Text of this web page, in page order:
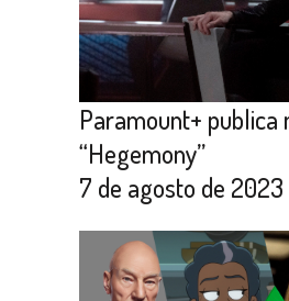
Paramount+ publica
“Hegemony”
7 de agosto de 2023